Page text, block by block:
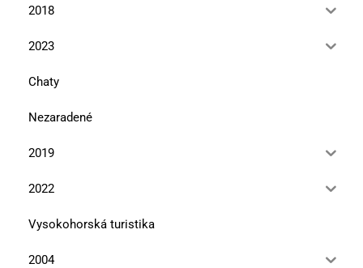
2018
2023
Chaty
Nezaradené
2019
2022
Vysokohorská turistika
2004